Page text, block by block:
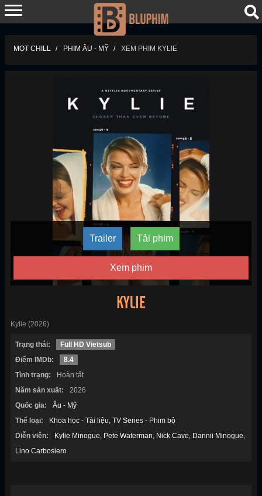
MỌT CHILL PHIM ÂU - MỸ XEM PHIM KYLIE
Trailer Tải phim
Xem phim
KYLIE
Kylie (2026)
Trạng thái:
Full HD Vietsub
Điểm IMDb:
8.4
Tình trạng:
Hoàn tất
Năm sản xuất:
2026
Quốc gia:
Âu - Mỹ
Thể loại:
Khoa học - Tài liệu TV Series - Phim bộ
Diễn viên:
Kylie Minogue Pete Waterman Nick Cave
Dannii Minogue
Lino Carbosiero